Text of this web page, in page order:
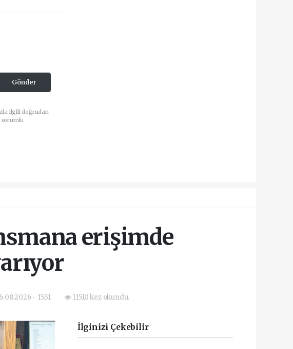
Gönder
ilgili doğrudan
sorumlu
erişimde
- 15:31 11510 kez okundu.
İlginizi Çekebilir